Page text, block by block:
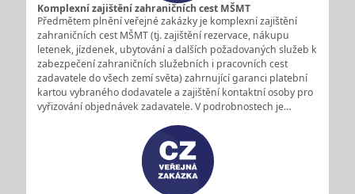
Komplexní zajištění zahraničních cest MŠMT
Předmětem plnění veřejné zakázky je komplexní zajištění
zahraničních cest MŠMT (tj. zajištění rezervace, nákupu
letenek, jízdenek, ubytování a dalších požadovaných služeb k
zabezpečení zahraničních služebních i pracovních cest
zadavatele do všech zemí světa) zahrnující garanci platební
kartou vybraného dodavatele a zajištění kontaktní osoby pro
vyřizování objednávek zadavatele. V podrobnostech je…